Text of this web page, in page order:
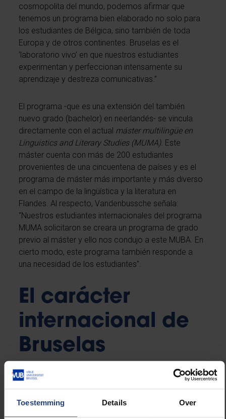
Toestemming Details Over
cosmopolita del mundo, podemos afirmar que
tenemos un programa bien elaborado no solo para
los estudiantes de Bélgica, sino también de toda
Europa y de otros continentes. Bruselas es el
‘laboratorio vivo’ en que nuestros estudiantes
experimentan y perfeccionan intensamente su
aprendizaje y destreza comunicativas.”
El programa -que es una extensión del también
nuevo grado (bachelor) en neerlandés- se vincula
directamente con el actual máster multilingüe en
Linguistics and Literary Studies (MUMA). Este
máster cuenta con más de 200 estudiantes
provenientes de una cincuentena de países y es el
programa de máster más importante y más diverso
en el campo de la lingüística y la literatura en
Flandes. Al respecto, Vandenbussche señala:
"Nuestros estudiantes internacionales del programa
MUMA solicitaron se creara un programa de grado
previo al máster y ello nos condujo a este MUBA. En
cierto modo, este programa también responde a
una necesidad de los estudiantes".
El carácter
internacional de
Bruselas
El programa se construyó pensando en los
estudiantes internacionales, como Vandenbussche
indica: